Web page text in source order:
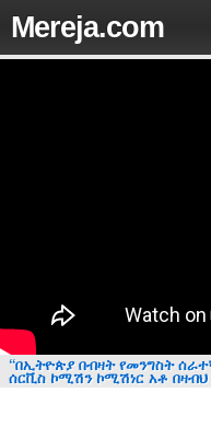
Mereja.com
“በኢትዮጵያ በብዛት የመንግስት
ሰርቪስ ኮሚሽን ኮሚሽነር አቶ በዛብህ